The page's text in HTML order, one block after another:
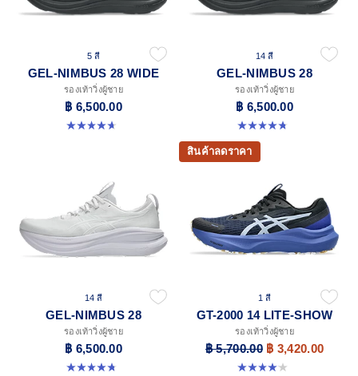
5 สี
GEL-NIMBUS 28 WIDE
รองเท้าวิ่งผู้ชาย
฿ 6,500.00
4.7 จาก 5 ดาว 24 รีวิว
14 สี
GEL-NIMBUS 28
รองเท้าวิ่งผู้ชาย
฿ 6,500.00
4.7 จาก 5 ดาว 280 รีวิว
14 สี
GEL-NIMBUS 28
รองเท้าวิ่งผู้ชาย
฿ 6,500.00
4.7 จาก 5 ดาว 280 รีวิว
สินค้าลดราคา
1 สี
GT-2000 14 LITE-SHOW
รองเท้าวิ่งผู้ชาย
฿ 5,700.00 ฿ 3,420.00
4.1 จาก 5 ดาว 12 รีวิว